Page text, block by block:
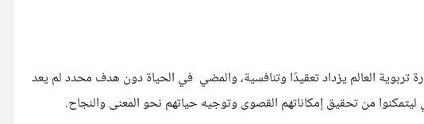
العالم يزداد تعقيدًا وتنافسية، والمضي في الحياة دون هدف محدد لم يعد
من تحقيق إمكاناتهم القصوى وتوجيه حياتهم نحو المعنى والنجاح.